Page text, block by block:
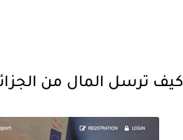
كيف ترسل المال من